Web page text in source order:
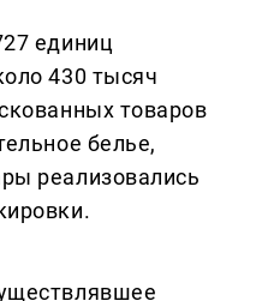
единиц
430 тысяч
товаров
белье,
реализовались